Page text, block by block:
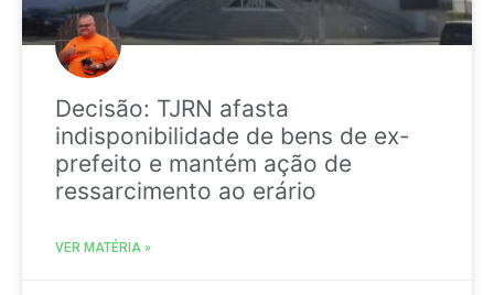
Decisão: TJRN afasta
indisponibilidade de bens de ex-
prefeito e mantém ação de
ressarcimento ao erário
VER MATÉRIA »